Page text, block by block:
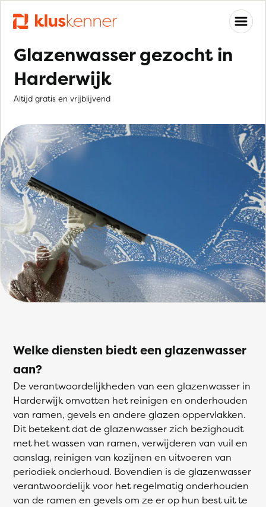
Glazenwasser gezocht in
Harderwijk
Altijd gratis en vrijblijvend
Welke diensten biedt een glazenwasser
aan?
De verantwoordelijkheden van een glazenwasser in
Harderwijk omvatten het reinigen en onderhouden
van ramen, gevels en andere glazen oppervlakken.
Dit betekent dat de glazenwasser zich bezighoudt
met het wassen van ramen, verwijderen van vuil en
aanslag, reinigen van kozijnen en uitvoeren van
periodiek onderhoud. Bovendien is de glazenwasser
verantwoordelijk voor het regelmatig onderhouden
van de ramen en gevels om ze er op hun best uit te